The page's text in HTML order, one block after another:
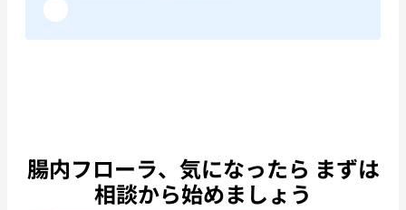
腸内フローラ、気になったら まずは
相談から始めましょう